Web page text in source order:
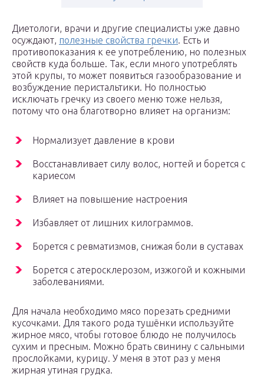
Диетологи, врачи и другие специалисты уже давно
осуждают, полезные свойства гречки. Есть и
противопоказания к ее употреблению, но полезных
свойств куда больше. Так, если много употреблять
этой крупы, то может появиться газообразование и
возбуждение перистальтики. Но полностью
исключать гречку из своего меню тоже нельзя,
потому что она благотворно влияет на организм:
Нормализует давление в крови
Восстанавливает силу волос, ногтей и борется с
кариесом
Влияет на повышение настроения
Избавляет от лишних килограммов.
Борется с ревматизмов, снижая боли в суставах
Борется с атеросклерозом, изжогой и кожными
заболеваниями.
Для начала необходимо мясо порезать средними
кусочками. Для такого рода тушёнки используйте
жирное мясо, чтобы готовое блюдо не получилось
сухим и пресным. Можно брать свинину с сальными
прослойками, курицу. У меня в этот раз у меня
жирная утиная грудка.